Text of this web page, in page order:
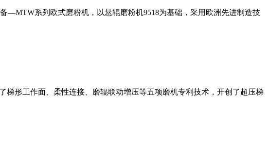
—MTW系列欧式磨粉机，以悬辊磨粉机9518为基础，采用欧洲先进制造技
形工作面、柔性连接、磨辊联动增压等五项磨机专利技术，开创了超压梯